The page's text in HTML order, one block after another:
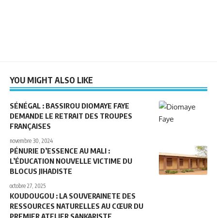
YOU MIGHT ALSO LIKE
SÉNÉGAL : BASSIROU DIOMAYE FAYE
DEMANDE LE RETRAIT DES TROUPES
FRANÇAISES
novembre 30, 2024
PÉNURIE D’ESSENCE AU MALI :
L’ÉDUCATION NOUVELLE VICTIME DU
BLOCUS JIHADISTE
octobre 27, 2025
KOUDOUGOU : LA SOUVERAINETE DES
RESSOURCES NATURELLES AU CŒUR DU
PREMIER ATELIER SANKARISTE